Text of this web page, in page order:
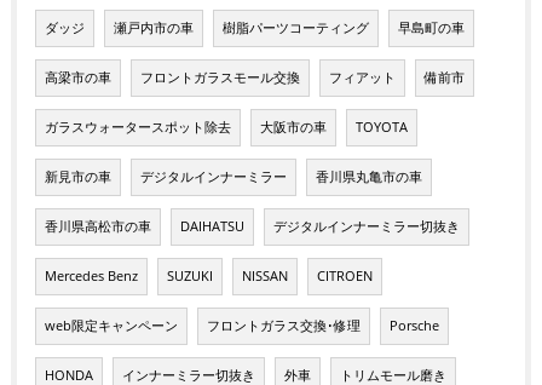
ダッジ 瀬戸内市の車 樹脂パーツコーティング 早島町の車
高梁市の車 フロントガラスモール交換 フィアット 備前市
ガラスウォータースポット除去 大阪市の車 TOYOTA
新見市の車 デジタルインナーミラー 香川県丸亀市の車
香川県高松市の車 DAIHATSU デジタルインナーミラー切抜き
Mercedes Benz SUZUKI NISSAN CITROEN
web限定キャンペーン フロントガラス交換･修理 Porsche
HONDA インナーミラー切抜き 外車 トリムモール磨き